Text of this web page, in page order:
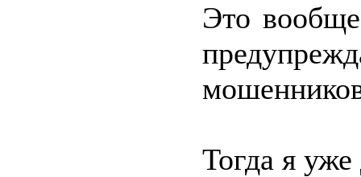
Это
Тогда я уже